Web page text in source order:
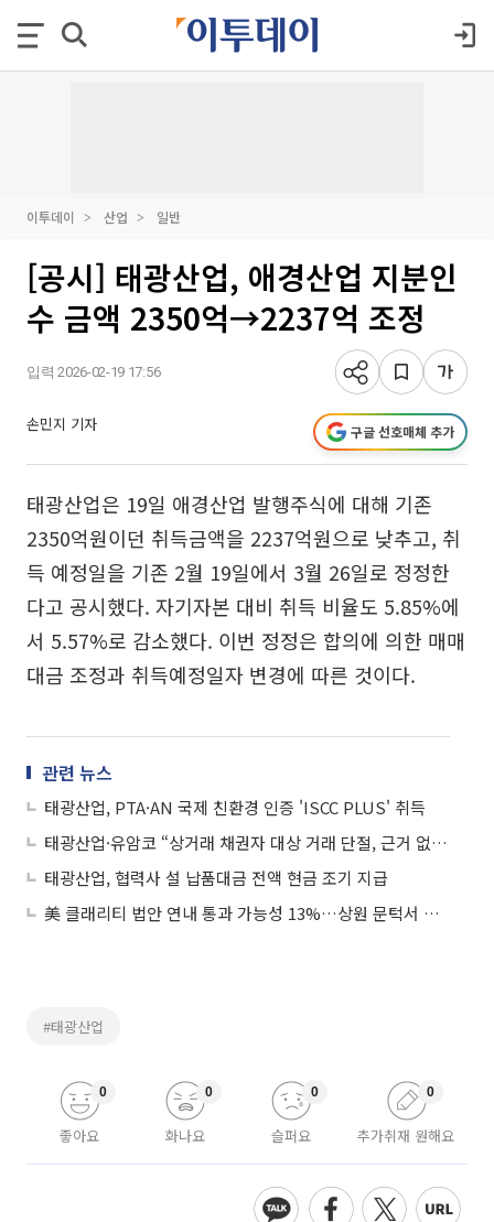
이투데이 산업 일반
[공시] 태광산업, 애경산업 지분인
수 금액 2350억→2237억 조정
입력 2026-02-19 17:56
손민지 기자 구글 선호매체 추가
태광산업은 19일 애경산업 발행주식에 대해 기존
2350억원이던 취득금액을 2237억원으로 낮추고, 취
득 예정일을 기존 2월 19일에서 3월 26일로 정정한
다고 공시했다. 자기자본 대비 취득 비율도 5.85%에
서 5.57%로 감소했다. 이번 정정은 합의에 의한 매매
대금 조정과 취득예정일자 변경에 따른 것이다.
관련 뉴스
태광산업, PTA·AN 국제 친환경 인증 'ISCC PLUS' 취득
태광산업·유암코 “상거래 채권자 대상 거래 단절, 근거 없는 억측”
태광산업, 협력사 설 납품대금 전액 현금 조기 지급
美 클래리티 법안 연내 통과 가능성 13%…상원 문턱서 제동
#태광산업
좋아요
0
화나요
0
슬퍼요
0
추가취재 원해요
0